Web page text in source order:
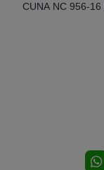
CUNA NC 956-16